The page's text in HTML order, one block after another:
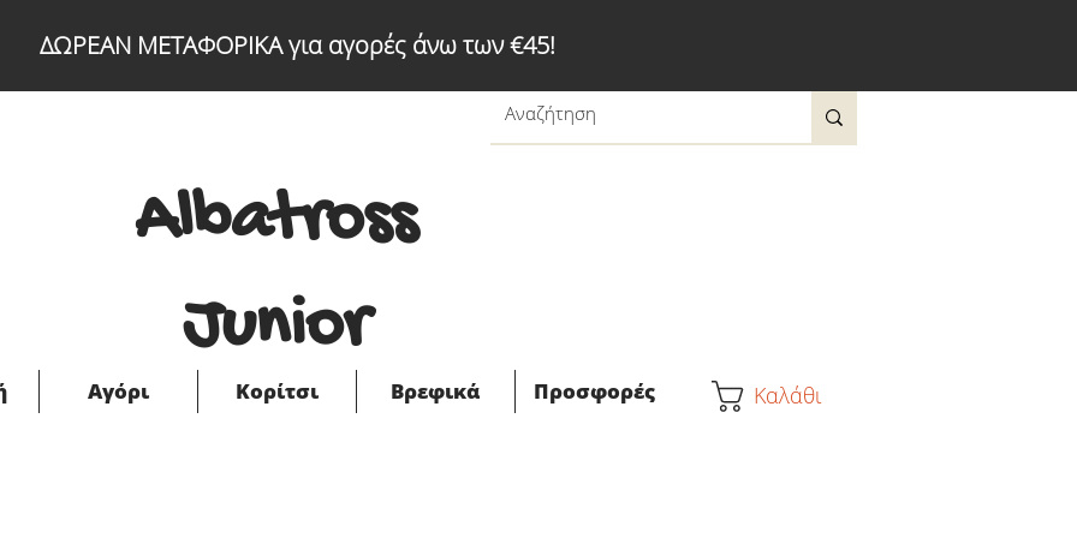
ΔΩΡΕΑΝ ΜΕΤΑΦΟΡΙΚΑ για αγορές άνω των €45!
Albatross
Junior
Αγόρι Κορίτσι Βρεφικά Προσφορές Καλάθι